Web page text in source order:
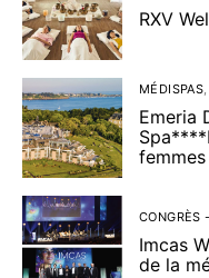
RXV
MÉDISPAS
Emeria
femmes
CONGRÈS
Imcas
de la